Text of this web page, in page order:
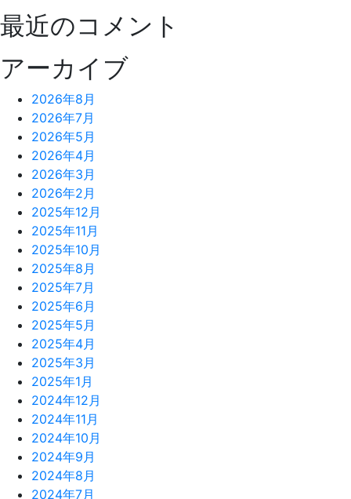
最近のコメント
アーカイブ
2026年8月
2026年7月
2026年5月
2026年4月
2026年3月
2026年2月
2025年12月
2025年11月
2025年10月
2025年8月
2025年7月
2025年6月
2025年5月
2025年4月
2025年3月
2025年1月
2024年12月
2024年11月
2024年10月
2024年9月
2024年8月
2024年7月